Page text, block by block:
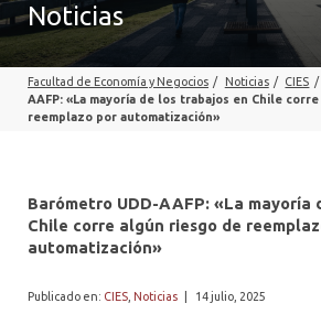
POSTGRADO
EDUCACIÓN EJECUTIVA
PROFESORES
Noticias
Facultad de Economía y Negocios / Noticias / CIES /
AAFP: «La mayoría de los trabajos en Chile
reemplazo por automatización»
Barómetro UDD-AAFP: «La mayoría
Chile corre algún riesgo de
automatización»
Publicado en: CIES Noticias 14 julio, 2025